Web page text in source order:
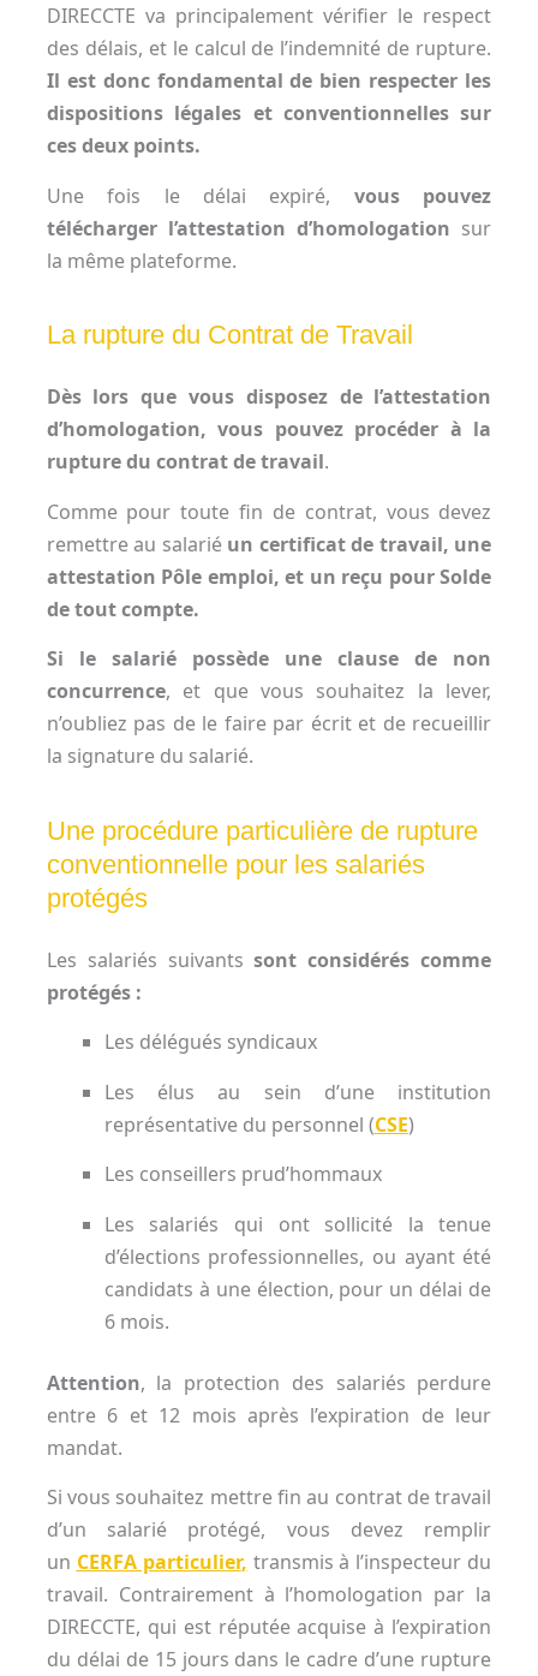
DIRECCTE va principalement vérifier le respect
des délais, et le calcul de l’indemnité de rupture.
Il est donc fondamental de bien respecter les
dispositions légales et conventionnelles sur
ces deux points.
Une fois le délai expiré, vous pouvez
télécharger l’attestation d’homologation sur
la même plateforme.
La rupture du Contrat de Travail
Dès lors que vous disposez de l’attestation
d’homologation, vous pouvez procéder à la
rupture du contrat de travail.
Comme pour toute fin de contrat, vous devez
remettre au salarié un certificat de travail, une
attestation Pôle emploi, et un reçu pour Solde
de tout compte.
Si le salarié possède une clause de non
concurrence, et que vous souhaitez la lever,
n’oubliez pas de le faire par écrit et de recueillir
la signature du salarié.
Une procédure particulière de rupture
conventionnelle pour les salariés
protégés
Les salariés suivantssont considérés comme
protégés :
Les délégués syndicaux
Les élus au sein d’une institution
représentative du personnel (CSE)
Les conseillers prud’hommaux
Les salariés qui ont sollicité la tenue
d’élections professionnelles, ou ayant été
candidats à une élection, pour un délai de
6 mois.
Attention, la protection des salariés perdure
entre 6 et 12 mois après l’expiration de leur
mandat.
Si vous souhaitez mettre fin au contrat de travail
d’un salarié protégé, vous devez remplir
un CERFA particulier, transmis à l’inspecteur du
travail. Contrairement à l’homologation par la
DIRECCTE, qui est réputée acquise à l’expiration
du délai de 15 jours dans le cadre d’une rupture